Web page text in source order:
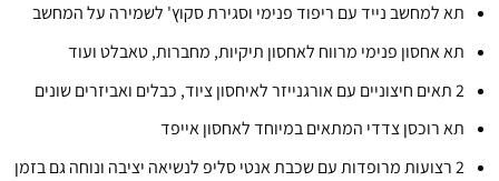
תא למחשב נייד עם ריפוד פנימי וסגירת סקוץ' לשמירה על המחשב
תא אחסון פנימי מרווח לאחסון תיקיות, מחברות, טאבלט ועוד
2 תאים חיצוניים עם אורגנייזר לאיחסון ציוד, כבלים ואביזרים שונים
תא רוכסן צדדי המתאים במיוחד לאחסון אייפד
2 רצועות מרופדות עם שכבת אנטי סליפ לנשיאה יציבה ונוחה גם בזמן